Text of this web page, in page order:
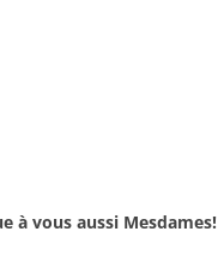
à vous aussi Mesdames!